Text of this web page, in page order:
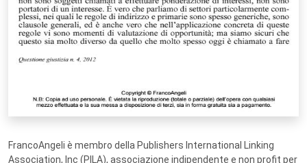
FrancoAngeli è membro della Publishers International Linking
Association, Inc (PILA), associazione indipendente e non profit per